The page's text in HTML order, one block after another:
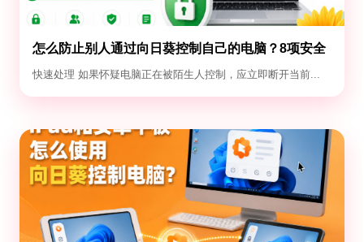
怎么防止别人通过向日葵控制自己的电脑？8项安全
设置
快速处理 如果怀疑电脑正在被陌生人控制，应立即断开当前...